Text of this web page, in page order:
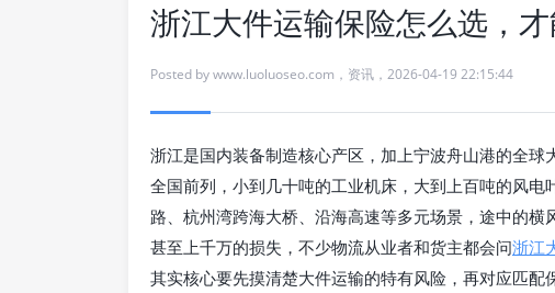
浙江大件运输保险怎么选，
Posted bywww.luoluoseo.com ， 资讯 ， 2026-04-19 22:15:44
浙江是国内装备制造核心产区，加上宁波舟山港的全
全国前列，小到几十吨的工业机床，大到上百吨的风
路、杭州湾跨海大桥、沿海高速等多元场景，途中的
甚至上千万的损失，不少物流从业者和货主都会问浙江
其实核心要先摸清楚大件运输的特有风险，再对应匹